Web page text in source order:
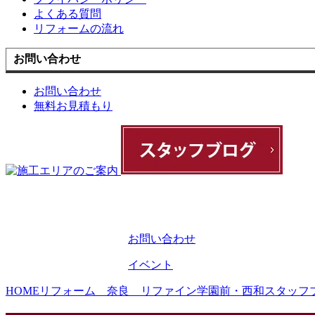
よくある質問
リフォームの流れ
お問い合わせ
お問い合わせ
無料お見積もり
お問い合わせ
イベント
HOME リフォーム 奈良 リファイン学園前・西和スタッフ